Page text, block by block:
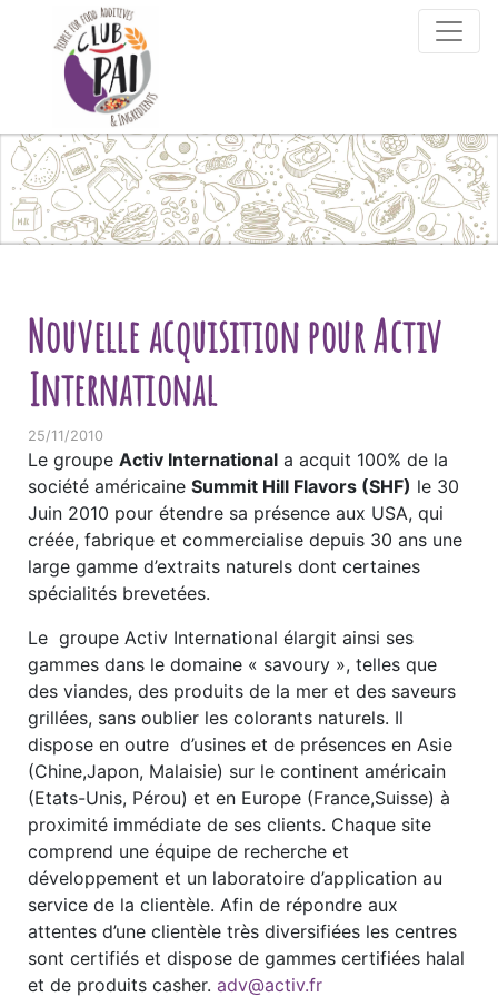
Skip to content
Nouvelle acquisition pour Activ
International
25/11/2010
Le groupe Activ International a acquit 100% de la
société américaine Summit Hill Flavors (SHF) le 30
Juin 2010 pour étendre sa présence aux USA, qui
créée, fabrique et commercialise depuis 30 ans une
large gamme d’extraits naturels dont certaines
spécialités brevetées.
Le groupe Activ International élargit ainsi ses
gammes dans le domaine « savoury », telles que
des viandes, des produits de la mer et des saveurs
grillées, sans oublier les colorants naturels. Il
dispose en outre d’usines et de présences en Asie
(Chine,Japon, Malaisie) sur le continent américain
(Etats-Unis, Pérou) et en Europe (France,Suisse) à
proximité immédiate de ses clients. Chaque site
comprend une équipe de recherche et
développement et un laboratoire d’application au
service de la clientèle. Afin de répondre aux
attentes d’une clientèle très diversifiées les centres
sont certifiés et dispose de gammes certifiées halal
et de produits casher. adv@activ.fr